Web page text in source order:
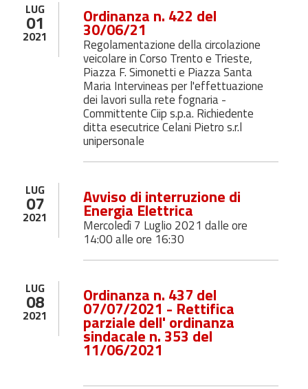
LUG
01
2021
Ordinanza n. 422 del
30/06/21
Regolamentazione della circolazione
veicolare in Corso Trento e Trieste,
Piazza F. Simonetti e Piazza Santa
Maria Intervineas per l'effettuazione
dei lavori sulla rete fognaria -
Committente Ciip s.p.a. Richiedente
ditta esecutrice Celani Pietro s.r.l
unipersonale
LUG
07
2021
Avviso di interruzione di
Energia Elettrica
Mercoledì 7 Luglio 2021 dalle ore
14:00 alle ore 16:30
LUG
08
2021
Ordinanza n. 437 del
07/07/2021 - Rettifica
parziale dell' ordinanza
sindacale n. 353 del
11/06/2021